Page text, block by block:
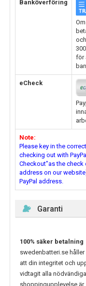
Banköverföring
för
eCheck
Note:
Please key in the
checking out with
Checkout"as the
address on our
PayPal address.
Garanti
100% säker betalning
swedenbatteri.se
att din integritet och
vidtagit alla
shoppingupplevelse är